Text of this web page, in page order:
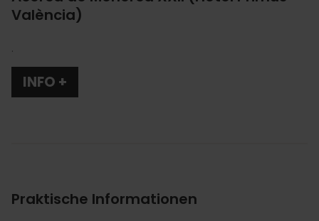
València)
.
INFO +
Praktische Informationen